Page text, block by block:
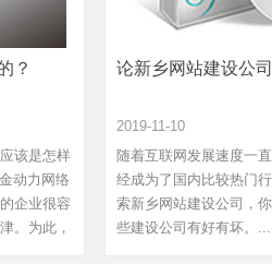
？
该是怎样
动力网络
企业很容
。为此，
论新乡网站建设公
2019-11-10
随着互联网发展速度一
经成为了国内比较热门
索新乡网站建设公司，
些建设公司有好有坏。...